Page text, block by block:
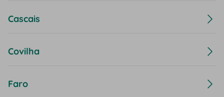
Cascais
Covilha
Faro